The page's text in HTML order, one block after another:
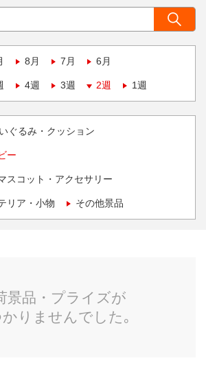
8月 7月 6月
4週 3週 2週 1週
ぐるみ・クッション
ー
スコット・アクセサリー
リア・小物 その他景品